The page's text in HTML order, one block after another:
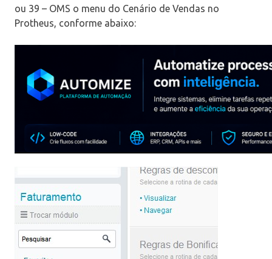
ou 39 – OMS o menu do Cenário de Vendas no
Protheus, conforme abaixo: